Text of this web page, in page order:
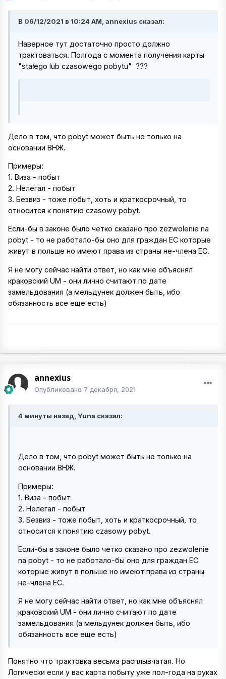
В 06/12/2021 в 10:24 AM, annexius сказал:
Наверное тут достаточно просто должно
трактоваться. Полгода с момента получения карты
"stałego lub czasowego pobytu" ???
Дело в том, что pobyt может быть не только на
основании ВНЖ.
Примеры:
1. Виза - побыт
2. Нелегал - побыт
3. Безвиз - тоже побыт, хоть и краткосрочный, то
относится к понятию czasowy pobyt.
Если-бы в законе было четко сказано про zezwolenie na
pobyt - то не работало-бы оно для граждан ЕС которые
живут в польше но имеют права из страны не-члена ЕС.
Я не могу сейчас найти ответ, но как мне объяснял
краковский UM - они лично считают по дате
замельдования (а мельдунек должен быть, ибо
обязанность все еще есть)
annexius
Опубликовано 7 декабря, 2021
4 минуты назад, Yuna сказал:
Дело в том, что pobyt может быть не только на
основании ВНЖ.
Примеры:
1. Виза - побыт
2. Нелегал - побыт
3. Безвиз - тоже побыт, хоть и краткосрочный, то
относится к понятию czasowy pobyt.
Если-бы в законе было четко сказано про zezwolenie
na pobyt - то не работало-бы оно для граждан ЕС
которые живут в польше но имеют права из страны
не-члена ЕС.
Я не могу сейчас найти ответ, но как мне объяснял
краковский UM - они лично считают по дате
замельдования (а мельдунек должен быть, ибо
обязанность все еще есть)
Понятно что трактовка весьма расплывчатая. Но
Логически если у вас карта побыту уже пол-года на руках